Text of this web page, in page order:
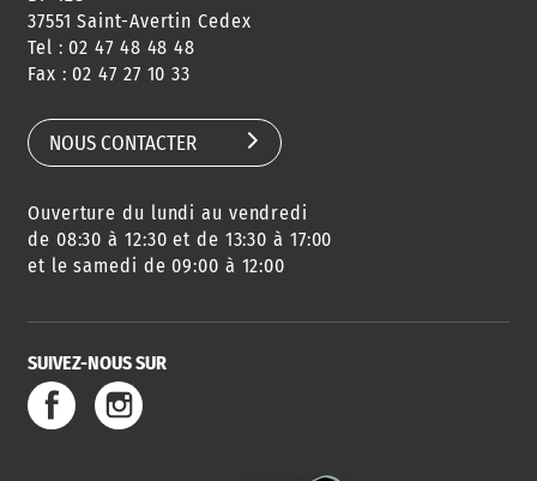
CONSEILS
DE QUARTIER
AGENDA
DES SORTIES
URBANISME
SERVICE
DE L'EAU
37551 Saint-Avertin Cedex
Tel : 02 47 48 48 48
Fax : 02 47 27 10 33
NOUS CONTACTER
Ouverture du lundi au vendredi
de 08:30 à 12:30 et de 13:30 à 17:00
et le samedi de 09:00 à 12:00
SUIVEZ-NOUS SUR